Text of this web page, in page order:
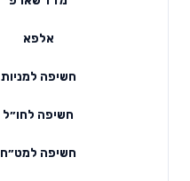
אלפא
חשיפה למניות
חשיפה לחו״ל
חשיפה למט״ח